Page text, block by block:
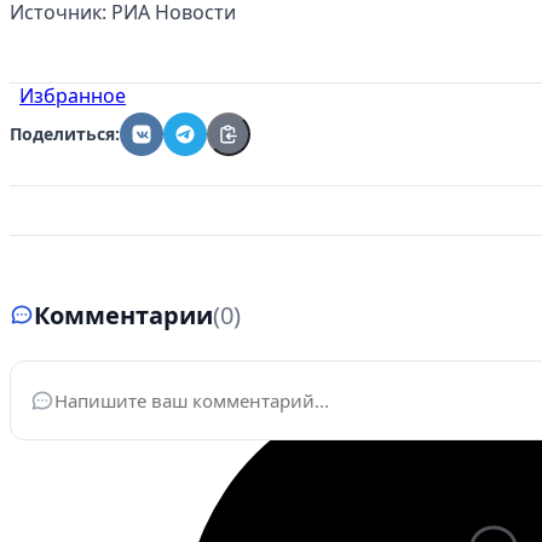
Избранное
Источник: РИА Новости
Поделиться:
Комментарии(0)
Ваше имя*